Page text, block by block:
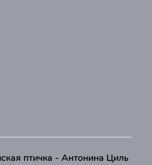
птичка - Антонина Циль